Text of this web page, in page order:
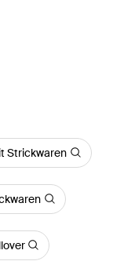
Strickwaren